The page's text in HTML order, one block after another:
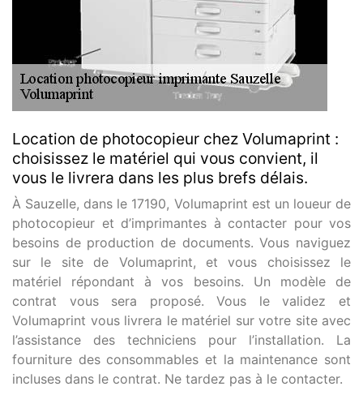
Location de photocopieur chez Volumaprint :
choisissez le matériel qui vous convient, il
vous le livrera dans les plus brefs délais.
À Sauzelle, dans le 17190, Volumaprint est un loueur de
photocopieur et d’imprimantes à contacter pour vos
besoins de production de documents. Vous naviguez
sur le site de Volumaprint, et vous choisissez le
matériel répondant à vos besoins. Un modèle de
contrat vous sera proposé. Vous le validez et
Volumaprint vous livrera le matériel sur votre site avec
l’assistance des techniciens pour l’installation. La
fourniture des consommables et la maintenance sont
incluses dans le contrat. Ne tardez pas à le contacter.